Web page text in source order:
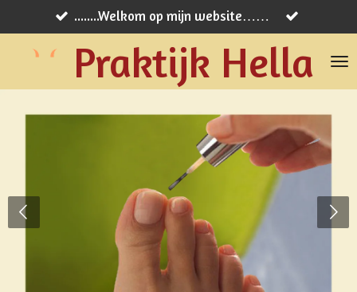
direct
Praktijk Hella
........Welkom op mijn website……